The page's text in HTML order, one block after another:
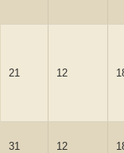
21 12
31 12